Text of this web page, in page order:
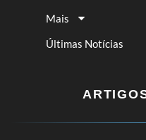
Mais
Últimas Notícias